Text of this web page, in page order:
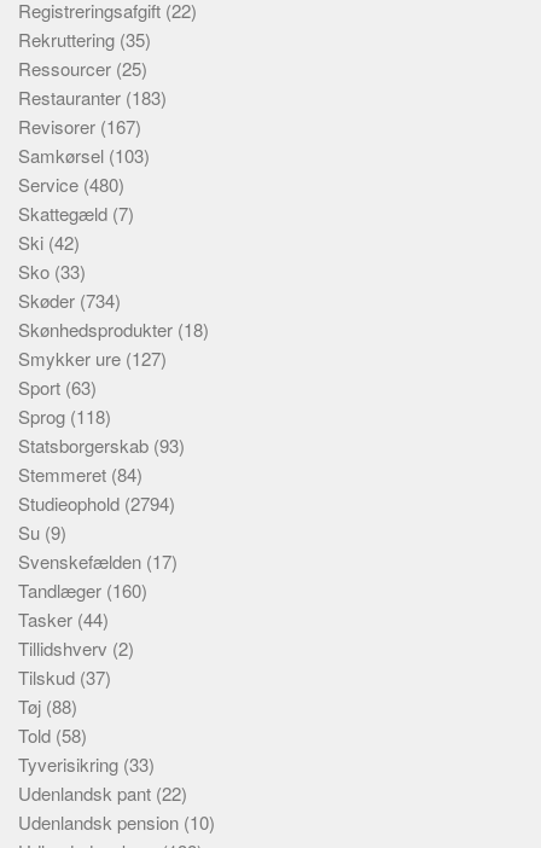
Registreringsafgift (22)
Rekruttering (35)
Ressourcer (25)
Restauranter (183)
Revisorer (167)
Samkørsel (103)
Service (480)
Skattegæld (7)
Ski (42)
Sko (33)
Skøder (734)
Skønhedsprodukter (18)
Smykker ure (127)
Sport (63)
Sprog (118)
Statsborgerskab (93)
Stemmeret (84)
Studieophold (2794)
Su (9)
Svenskefælden (17)
Tandlæger (160)
Tasker (44)
Tillidshverv (2)
Tilskud (37)
Tøj (88)
Told (58)
Tyverisikring (33)
Udenlandsk pant (22)
Udenlandsk pension (10)